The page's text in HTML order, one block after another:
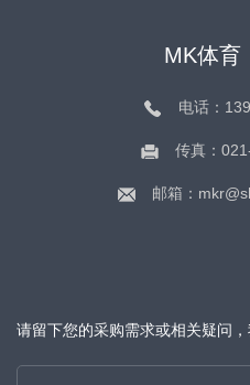
MK体育
电话：
传真：
邮箱：
请留下您的采购需求或相关疑问